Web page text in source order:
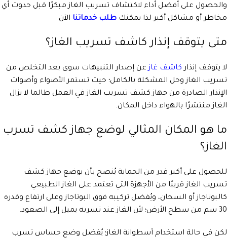
والحصول على أفضل أداء لاكتشاف تسريب الغاز مبكرًا قبل حدوث أي
مخاطر أو مشاكل أكبر لذا يمكنك طلب خدماتنا الآن
متى يتوقف إنذار كاشف تسريب الغاز؟
لا يتوقف إنذار كاشف غازعن إصدار التنبيهات سوى بعد التخلص من
تسريب الغاز وحل المشكلة بالكامل؛ حيث تستمر الأضواء وأصوات
الإنذار الصادرة من جهاز كشف تسريب الغاز في العمل طالما لا يزال
الغاز منتشرًا بالهواء داخل المكان.
ما هو المكان المثالي لوضع جهاز كشف تسرب
الغاز؟
للحصول على أكبر قدر من الحماية يُنصح بأن يوضع جهاز كشف
تسريب الغاز قريبًا من الأجهزة التي تعتمد على الغاز الطبيعي
كالبوتاجاز أو السخان، ويُفضل تركيبه فوق البوتاجاز وعلى ارتفاع وقدره
30 سم من سطح الأرض؛ لأن الغاز عند تسربه يميل إلى الصعود.
لكن في حالة استخدام أسطوانة الغاز؛ يُفضل وضع حساس تسرب